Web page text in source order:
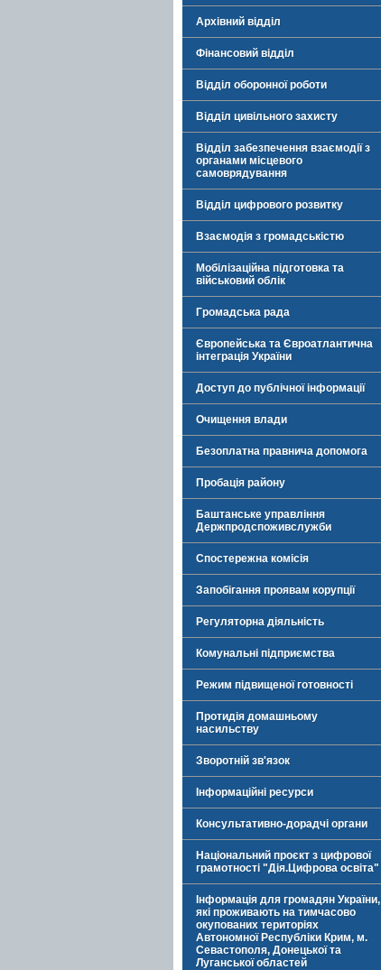
Архівний відділ
Фінансовий відділ
Відділ оборонної роботи
Відділ цивільного захисту
Відділ забезпечення взаємодії з
органами місцевого
самоврядування
Відділ цифрового розвитку
Взаємодія з громадськістю
Мобілізаційна підготовка та
військовий облік
Громадська рада
Європейська та Євроатлантична
інтеграція України
Доступ до публічної інформації
Очищення влади
Безоплатна правнича допомога
Пробація району
Баштанське управління
Держпродспоживслужби
Спостережна комісія
Запобігання проявам корупції
Регуляторна діяльність
Комунальні підприємства
Режим підвищеної готовності
Протидія домашньому
насильству
Зворотній зв'язок
Інформаційні ресурси
Консультативно-дорадчі органи
Національний проєкт з цифрової
грамотності "Дія.Цифрова освіта"
Інформація для громадян України,
які проживають на тимчасово
окупованих територіях
Автономної Республіки Крим, м.
Севастополя, Донецької та
Луганської областей